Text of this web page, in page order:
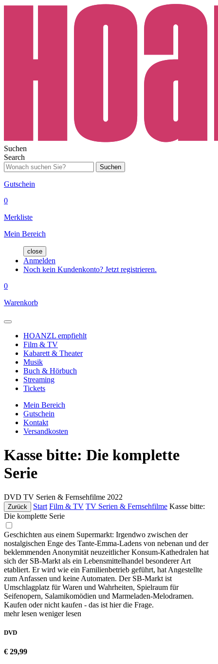
Suchen
Search
Suchen
Gutschein
0
Merkliste
Mein Bereich
close
Anmelden
Noch kein Kundenkonto? Jetzt registrieren.
0
Warenkorb
HOANZL empfiehlt
Film & TV
Kabarett & Theater
Musik
Buch & Hörbuch
Streaming
Tickets
Mein Bereich
Gutschein
Kontakt
Versandkosten
Kasse bitte: Die komplette
Serie
DVD TV Serien & Fernsehfilme 2022
Zurück Start Film & TV TV Serien & Fernsehfilme Kasse bitte:
Die komplette Serie
Geschichten aus einem Supermarkt: Irgendwo zwischen der
nostalgischen Enge des Tante-Emma-Ladens von nebenan und der
beklemmenden Anonymität neuzeitlicher Konsum-Kathedralen hat
sich der SB-Markt als ein Lebensmittelhandel besonderer Art
etabliert. Er wird wie ein Familienbetrieb geführt, hat Angestellte
zum Anfassen und keine Automaten. Der SB-Markt ist
Umschlagplatz für Waren und Wahrheiten, Spielraum für
Seifenopern, Salamikomödien und Marmeladen-Melodramen.
Kaufen oder nicht kaufen - das ist hier die Frage.
mehr lesen weniger lesen
DVD
€ 29,99